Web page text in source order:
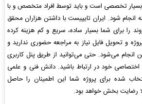
بسیار تخصصی است و باید توسط افراد متخصص و با
انجام شود. ایران تایپیست با داشتن هزاران محقق
را برای شما بسیار ساده، سریع و کم هزینه کرده
و تحویل فایل نیاز به مراجعه حضوری ندارید و
انجام می‌شود. حتی می‌توانید از طریق پنل کاربری
خود در ارتباط باشید. دانش فنی و علمی
شده برای پروژه شما این اطمینان را حاصل
رضایت بخش خواهد بود.